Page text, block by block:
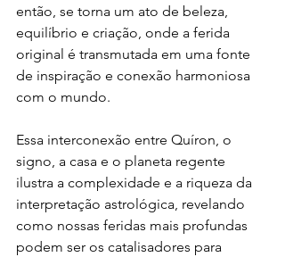
então, se torna um ato de beleza,
equilíbrio e criação, onde a ferida
original é transmutada em uma fonte
de inspiração e conexão harmoniosa
com o mundo.
Essa interconexão entre Quíron, o
signo, a casa e o planeta regente
ilustra a complexidade e a riqueza da
interpretação astrológica, revelando
como nossas feridas mais profundas
podem ser os catalisadores para